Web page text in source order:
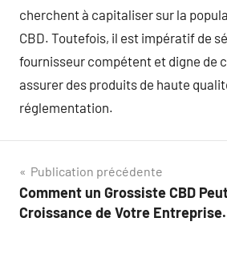
cherchent à capitaliser sur la
CBD. Toutefois, il est impératif de
fournisseur compétent et digne de
assurer des produits de haute
réglementation.
Navigation
de
Publication précédente
Comment un Grossiste CBD
Croissance de Votre Entreprise.